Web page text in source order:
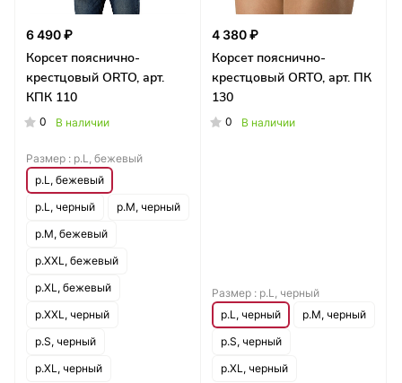
6 490 ₽
Корсет пояснично-
крестцовый ORTO, арт.
КПК 110
0 В наличии
Размер : р.L, бежевый
р.L, бежевый
р.L, черный
р.M, черный
р.M, бежевый
р.XXL, бежевый
р.XL, бежевый
р.XXL, черный
р.S, черный
р.XL, черный
4 380 ₽
Корсет пояснично-
крестцовый ORTO, арт. ПК
130
0 В наличии
Размер : р.L, черный
р.L, черный
р.M, черный
р.S, черный
р.XL, черный